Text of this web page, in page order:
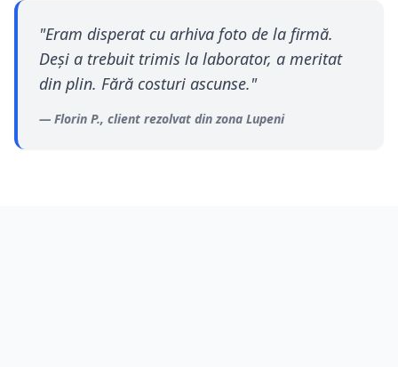
"Eram disperat cu arhiva foto de la firmă.
Deși a trebuit trimis la laborator, a meritat
din plin. Fără costuri ascunse."
— Florin P., client rezolvat din zona Lupeni